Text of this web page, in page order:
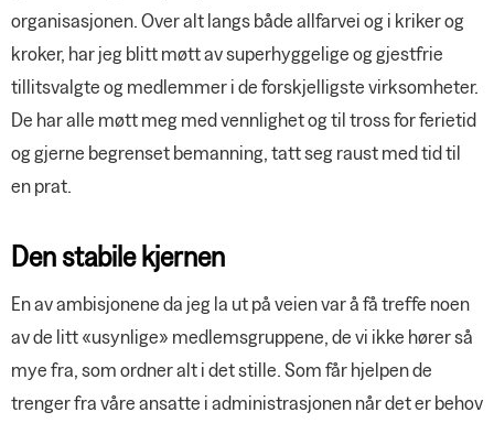
organisasjonen. Over alt langs både allfarvei og i kriker og
kroker, har jeg blitt møtt av superhyggelige og gjestfrie
tillitsvalgte og medlemmer i de forskjelligste virksomheter.
De har alle møtt meg med vennlighet og til tross for ferietid
og gjerne begrenset bemanning, tatt seg raust med tid til
en prat.
Den stabile kjernen
En av ambisjonene da jeg la ut på veien var å få treffe noen
av de litt «usynlige» medlemsgruppene, de vi ikke hører så
mye fra, som ordner alt i det stille. Som får hjelpen de
trenger fra våre ansatte i administrasjonen når det er behov